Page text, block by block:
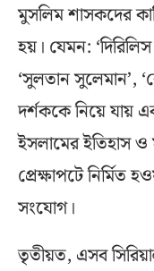
মুসলিম শাসকদের
হয়। যেমন:
‘সুলতান
দর্শককে নিয়ে যায়
ইসলামের ইতিহাস
প্রেক্ষাপটে নির্মিত
সংযোগ।
তৃতীয়ত, এসব